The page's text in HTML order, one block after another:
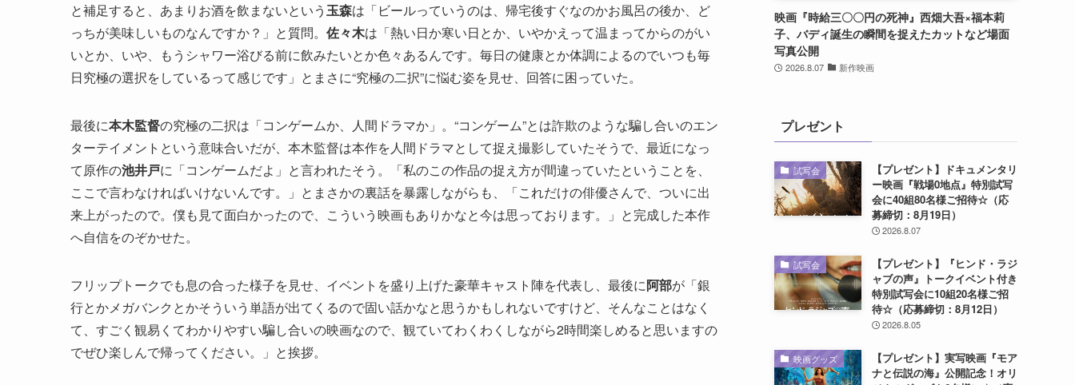
と補足すると、あまりお酒を飲まないという玉森は「ビールっていうのは、帰宅後すぐなのかお風呂の後か、ど
っちが美味しいものなんですか？」と質問。 佐々木は「熱い日か寒い日とか、いやかえって温まってからのがい
いとか、いや、もうシャワー浴びる前に飲みたいとか色々あるんです。毎日の健康とか体調によるのでいつも毎
日究極の選択をしているって感じです」とまさに“究極の二択”に悩む姿を見せ、回答に困っていた。
最後に本木監督の究極の二択は「コンゲームか、人間ドラマか」。“コンゲーム”とは詐欺のような騙し合いのエン
ターテイメントという意味合いだが、本木監督は本作を人間ドラマとして捉え撮影していたそうで、最近になっ
て原作の池井戸に「コンゲームだよ」と言われたそう。「私のこの作品の捉え方が間違っていたということを、
ここで言わなければいけないんです。」とまさかの裏話を暴露しながらも、「これだけの俳優さんで、ついに出
来上がったので。僕も見て面白かったので、こういう映画もありかなと今は思っております。」と完成した本作
へ自信をのぞかせた。
フリップトークでも息の合った様子を見せ、イベントを盛り上げた豪華キャスト陣を代表し、最後に阿部が「銀
行とかメガバンクとかそういう単語が出てくるので固い話かなと思うかもしれないですけど、そんなことはなく
て、すごく観易くてわかりやすい騙し合いの映画なので、観ていてわくわくしながら2時間楽しめると思いますの
でぜひ楽しんで帰ってください。」と挨拶。
映画『時給三〇〇円の死神』西畑大吾×福本莉
子、バディ誕生の瞬間を捉えたカットなど場面
写真公開
2026.8.07 新作映画
プレゼント
試写会
【プレゼント】ドキュメンタリ
ー映画『戦場0地点』特別試写
会に40組80名様ご招待☆（応
募締切：8月19日）
2026.8.07
試写会
【プレゼント】『ヒンド・ラジ
ャブの声』トークイベント付き
特別試写会に10組20名様ご招
待☆（応募締切：8月12日）
2026.8.05
映画グッズ
【プレゼント】実写映画『モア
ナと伝説の海』公開記念！オリ